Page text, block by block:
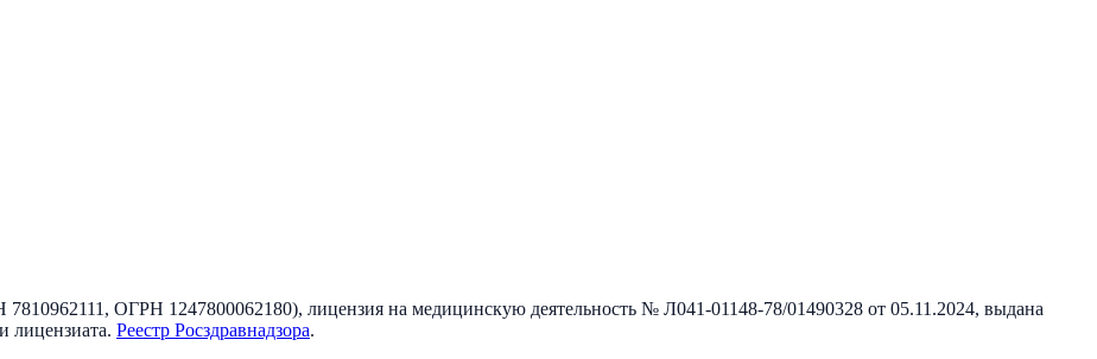
7810962111 , ОГРН 1247800062180), лицензия на медицинскую деятельность № Л041-01148-78/01490328 от 05.11.2024, выдана
лицензиата. Реестр Росздравнадзора.